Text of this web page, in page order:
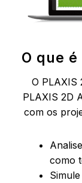
O que
O PLAXIS
PLAXIS 2D
com os
como